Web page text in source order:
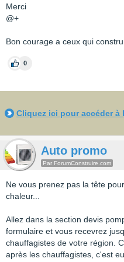
Merci
@+
Bon courage a ceux qui
0
Cliquez ici pour accéder à
Auto promo
Par ForumConstruire.com
Ne vous prenez pas la tête
chaleur...
Allez dans la section devis
formulaire et vous recevrez
chauffagistes de votre région.
après les chauffagistes, c'est